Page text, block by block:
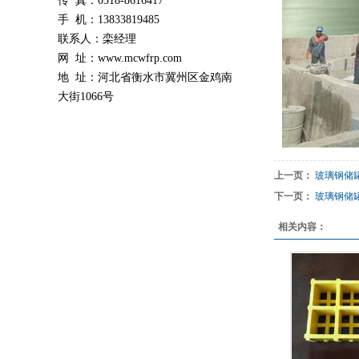
手 机：13833819485
联系人：栾经理
网 址： www.mcwfrp.com
地 址：河北省衡水市冀州区金鸡南
大街1066号
上一页： 玻璃钢储
下一页： 玻璃钢储
相关内容：